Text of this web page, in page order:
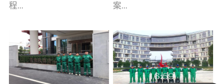
自动化生产设备和成熟的
选择源头源材料、严控产
品质量，我们每一批的生
产产品都经过严格的质检
程序；生产车间为优吸总
空气治理项目顺利启航，
程...
案例【深圳安居乐寓】室
内空气治理项目深圳安居
乐寓 深圳市安居乐寓
案...
例(学校工装节选)广州南沙
小学(珠江湾校区)项目地
址：广州市南沙区海滨路
现在有优惠活动吗